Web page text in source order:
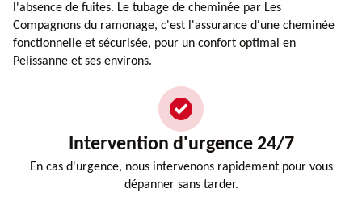
l'absence de fuites. Le tubage de cheminée par Les
Compagnons du ramonage, c'est l'assurance d'une cheminée
fonctionnelle et sécurisée, pour un confort optimal en
Pelissanne et ses environs.
Intervention d'urgence 24/7
En cas d'urgence, nous intervenons rapidement pour vous
dépanner sans tarder.